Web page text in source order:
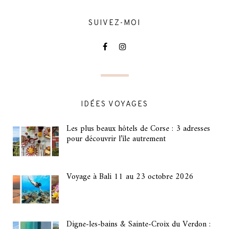
SUIVEZ-MOI
IDÉES VOYAGES
Les plus beaux hôtels de Corse : 3 adresses
pour découvrir l’île autrement
Voyage à Bali 11 au 23 octobre 2026
Digne-les-bains & Sainte-Croix du Verdon :